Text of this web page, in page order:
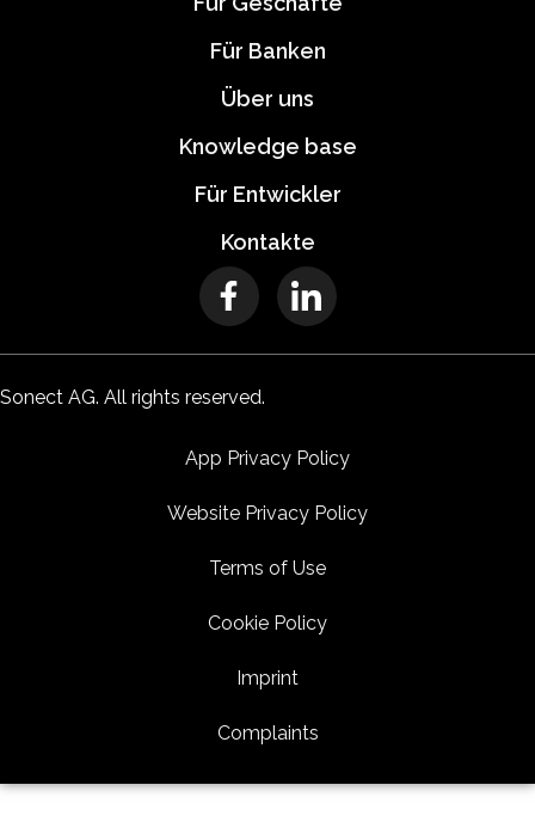
Für Banken
Über uns
Knowledge base
Für Entwickler
Kontakte
Sonect AG. All rights reserved.
App Privacy Policy
Website Privacy Policy
Terms of Use
Cookie Policy
Imprint
Complaints